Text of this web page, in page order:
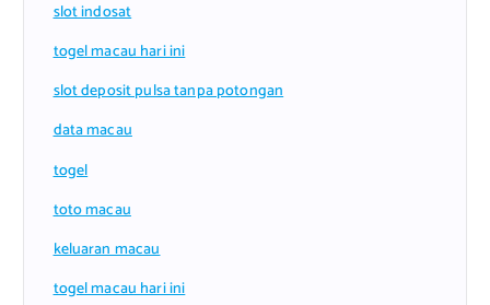
slot indosat
togel macau hari ini
slot deposit pulsa tanpa potongan
data macau
togel
toto macau
keluaran macau
togel macau hari ini